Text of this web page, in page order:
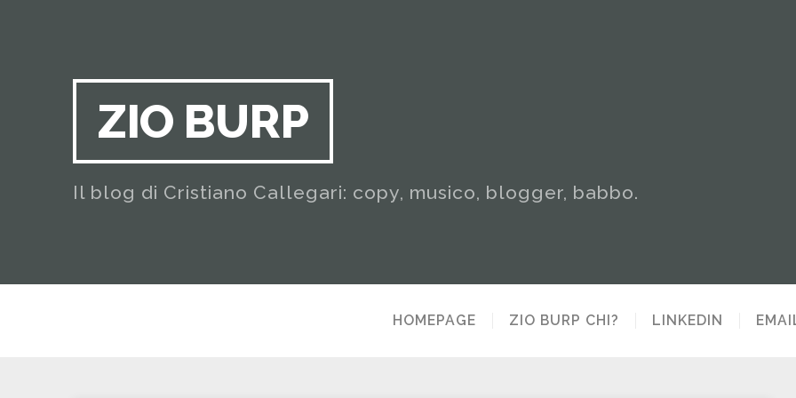
ZIO BURP
Il blog di Cristiano Callegari: copy, musico, blogger, babbo.
HOMEPAGE ZIO BURP CHI? LINKEDIN